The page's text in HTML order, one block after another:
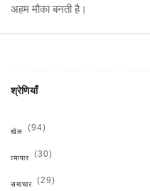
अहम मौका बनती है।
श्रेणियाँ
खेल (94)
व्यापार (30)
समाचार (29)